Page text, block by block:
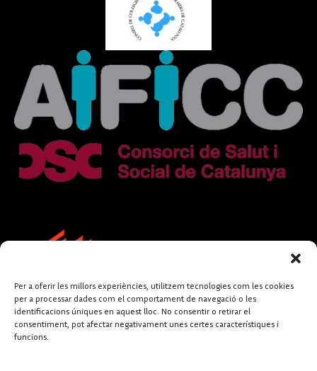
Per a oferir les millors experiències, utilitzem tecnologies com les cookies
per a processar dades com el comportament de navegació o les
identificacions úniques en aquest lloc. No consentir o retirar el
consentiment, pot afectar negativament unes certes característiques i
funcions.